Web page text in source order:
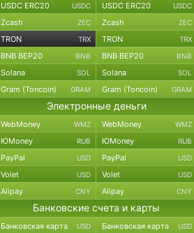
USDC ERC20 USDC USDC ERC20 USDC
Zcash ZEC Zcash ZEC
TRON TRX TRON TRX
BNB BEP20 BNB BNB BEP20 BNB
Solana SOL Solana SOL
Gram (Toncoin) GRAM Gram (Toncoin) GRAM
Электронные деньги
WebMoney WMZ WebMoney WMZ
ЮMoney RUB ЮMoney RUB
PayPal USD PayPal USD
Volet USD Volet USD
Alipay CNY Alipay CNY
Банковские счета и карты
Банковская карта USD Банковская карта USD